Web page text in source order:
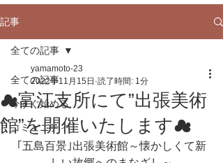
記事
全ての記事
今すぐ始める
コミュニティ
全ての記事
☁富江支所にて”出張美術
館”を開催いたします☁
yamamoto-23
2022年11月15日 読了時間: 1分
｢五島百景｣出張美術館～懐かしくて新